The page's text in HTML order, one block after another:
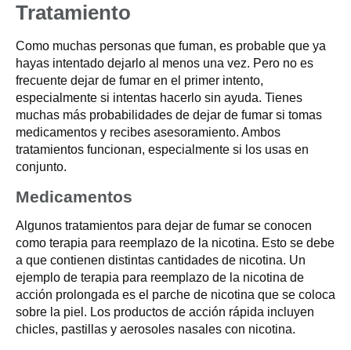
Tratamiento
Como muchas personas que fuman, es probable que ya
hayas intentado dejarlo al menos una vez. Pero no es
frecuente dejar de fumar en el primer intento,
especialmente si intentas hacerlo sin ayuda. Tienes
muchas más probabilidades de dejar de fumar si tomas
medicamentos y recibes asesoramiento. Ambos
tratamientos funcionan, especialmente si los usas en
conjunto.
Medicamentos
Algunos tratamientos para dejar de fumar se conocen
como terapia para reemplazo de la nicotina. Esto se debe
a que contienen distintas cantidades de nicotina. Un
ejemplo de terapia para reemplazo de la nicotina de
acción prolongada es el parche de nicotina que se coloca
sobre la piel. Los productos de acción rápida incluyen
chicles, pastillas y aerosoles nasales con nicotina.